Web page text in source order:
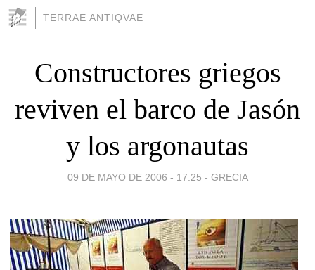
TERRAE ANTIQVAE
Constructores griegos
reviven el barco de Jasón
y los argonautas
09 DE MAYO DE 2006 - 17:25 - GRECIA